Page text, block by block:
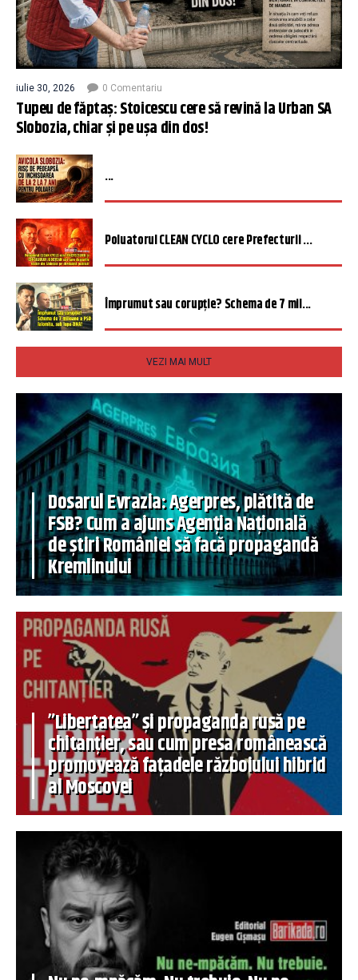
iulie 30, 2026 0 Comentariu
Tupeu de făptaș: Stoicescu cere să revină la Urban SA
Slobozia, chiar și pe ușa din dos!
...
Poluatorul CLEAN CYCLO cere Prefecturii ...
Împrumut sau corupție? Schema de 7 mil...
VEZI MAI MULT
Dosarul Evrazia: Agerpres, plătită de
FSB? Cum a ajuns Agenția Națională
de știri României să facă propagandă
Kremlinului
”Libertatea” și propaganda rusă pe
chitanțier, sau cum presa românească
promovează fațadele războiului hibrid
al Moscovei